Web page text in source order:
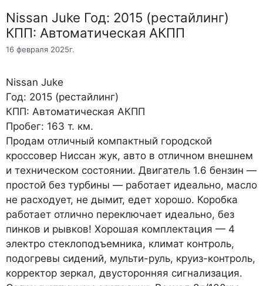
Nissan Juke Год: 2015 (рестайлинг)
КПП: Автоматическая АКПП
16 февраля 2025г.
Nissan Juke
Год: 2015 (рестайлинг)
КПП: Автоматическая АКПП
Пробег: 163 т. км.
Продам отличный компактный городской
кроссовер Ниссан жук, авто в отличном внешнем
и техническом состоянии. Двигатель 1.6 бензин —
простой без турбины — работает идеально, масло
не расходует, не дымит, едет хорошо. Коробка
работает отлично переключает идеально, без
пинков и рывков! Хорошая комплектация — 4
электро стеклоподъемника, климат контроль,
подогревы сидений, мульти-руль, круиз-контроль,
корректор зеркал, двусторонняя сигнализация.